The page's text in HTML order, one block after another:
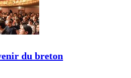
du breton